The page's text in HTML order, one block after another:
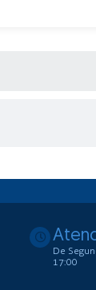
De
17:00